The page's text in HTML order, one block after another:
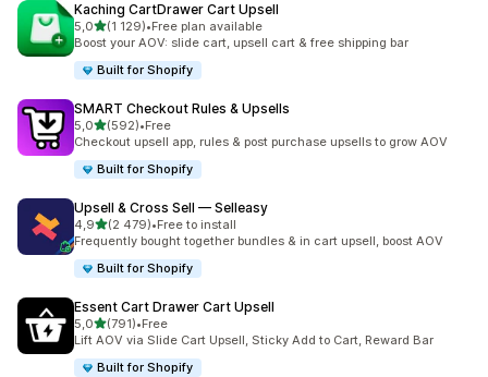
Kaching CartDrawer Cart Upsell
5,0av 5 stjerner
(1 129)
Totalt 1129 omtaler
•Free plan available
Boost your AOV: slide cart, upsell cart & free shipping bar
Built for Shopify
SMART Checkout Rules & Upsells
5,0av 5 stjerner
(592)
Totalt 592 omtaler
•Free
Checkout upsell app, rules & post purchase upsells to grow AOV
Built for Shopify
Upsell & Cross Sell — Selleasy
4,9av 5 stjerner
(2 479)
Totalt 2479 omtaler
•Free to install
Frequently bought together bundles & in cart upsell, boost AOV
Built for Shopify
Essent Cart Drawer Cart Upsell
5,0av 5 stjerner
(791)
Totalt 791 omtaler
•Free
Lift AOV via Slide Cart Upsell, Sticky Add to Cart, Reward Bar
Built for Shopify